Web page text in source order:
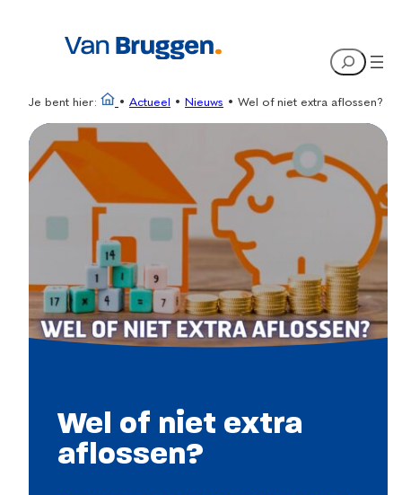
Search
Je bent hier: • Actueel • Nieuws • Wel of niet extra aflossen?
Wel of niet extra
aflossen?